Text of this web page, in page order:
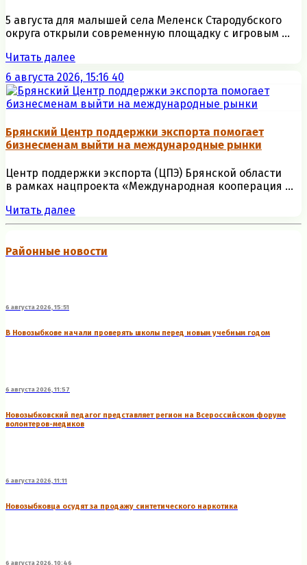
5 августа для малышей села Меленск Стародубского
округа открыли современную площадку с игровым ...
Читать далее
6 августа 2026, 15:16 40
Брянский Центр поддержки экспорта помогает
бизнесменам выйти на международные рынки
Центр поддержки экспорта (ЦПЭ) Брянской области
в рамках нацпроекта «Международная кооперация ...
Читать далее
Районные новости
6 августа 2026, 15:51
В Новозыбкове начали проверять школы перед новым учебным годом
6 августа 2026, 11:57
Новозыбковский педагог представляет регион на Всероссийском форуме
волонтеров-медиков
6 августа 2026, 11:11
Новозыбковца осудят за продажу синтетического наркотика
6 августа 2026, 10:46